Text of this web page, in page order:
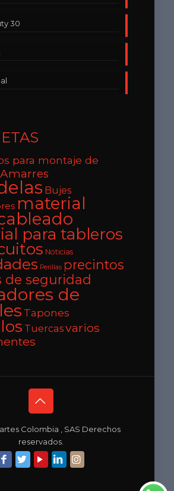
30
para montaje de
Amarres
Bujes
material
para tableros
Noticias
Perillas precintos
de seguridad
de
Tapones
Tuercasvarios
Colombia , SAS Derechos
reservados.